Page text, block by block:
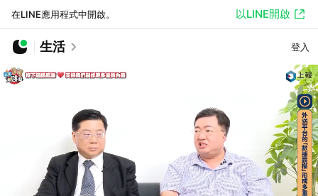
在LINE應用程式中開啟。 以LINE開啟
生活 登入